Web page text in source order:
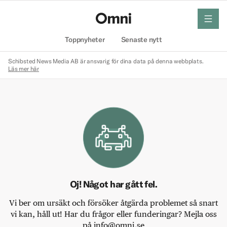
Toppnyheter Senaste nytt
meny
Schibsted News Media AB är ansvarig för dina data på denna webbplats.
Läs mer här
Oj! Något har gått fel.
Vi ber om ursäkt och försöker åtgärda problemet så snart
vi kan, håll ut! Har du frågor eller funderingar? Mejla oss